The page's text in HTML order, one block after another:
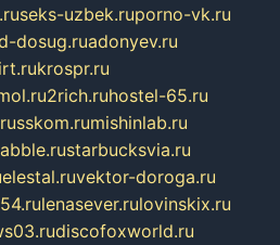
seks-uzbek.ruporno-vk.ru
dosug.ruadonyev.ru
krospr.ru
2rich.ruhostel-65.ru
mishinlab.ru
starbucksvia.ru
elestal.ruvektor-doroga.ru
lenasever.rulovinskix.ru
discofoxworld.ru